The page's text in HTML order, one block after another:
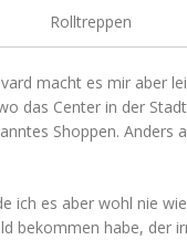
Rolltreppen
macht es mir aber
das Center in der
Shoppen. Anders
ich es aber wohl nie
bekommen habe, der